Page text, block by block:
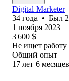
Digital Marketer
34 года • Был
1 ноября 2023
3 600 $
Не ищет работу
Общий опыт
17 лет 6 месяцев